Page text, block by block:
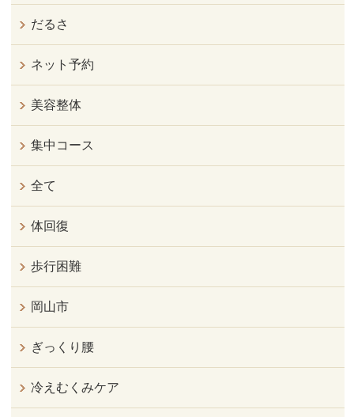
だるさ
ネット予約
美容整体
集中コース
全て
体回復
歩行困難
岡山市
ぎっくり腰
冷えむくみケア